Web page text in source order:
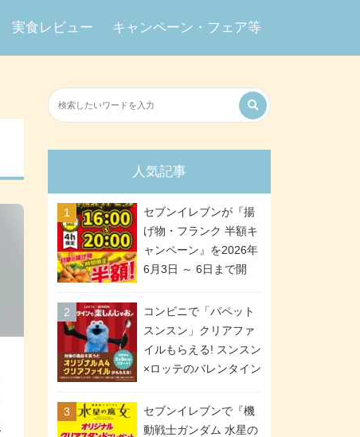
実食レビュー キャンペーン・フェア等
人気記事
セブンイレブンが『揚
げ物・フランク 半額キ
ャンペーン』を2026年
6月3日 ～ 6日まで開
などが「揚げ物スーパ
ーセール」でお得に! 各
日16:00 ～ 20:00の4時
間限定で実施。ななチ
メリカンドッグが税抜
き69円!
コンビニで「パペット
スンスン」クリアファ
イルもらえる! スンスン
×ロッテのバレンタイン
スタート。セブン、フ
ァミマ、ローソンの3社
セブンイレブンで『機
動戦士ガンダム 水星の